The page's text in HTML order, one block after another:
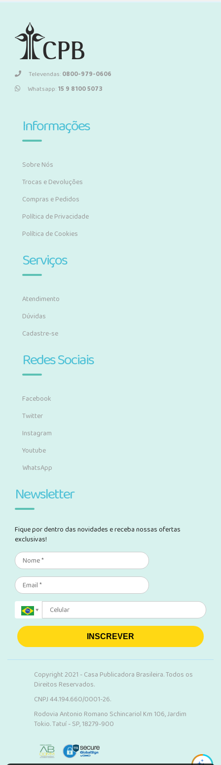
Televendas:0800-979-0606
Whatsapp:15 9 8100 5073
Informações
Sobre Nós
Trocas e Devoluções
Compras e Pedidos
Política de Privacidade
Política de Cookies
Serviços
Atendimento
Dúvidas
Cadastre-se
Redes Sociais
Facebook
Twitter
Instagram
Youtube
WhatsApp
Newsletter
Fique por dentro das novidades e receba nossas ofertas
exclusivas!
INSCREVER
Copyright 2021 - Casa Publicadora Brasileira. Todos os
Direitos Reservados.
CNPJ 44.194.660/0001-26.
Rodovia Antonio Romano Schincariol Km 106, Jardim
Tokio. Tatuí - SP, 18279-900